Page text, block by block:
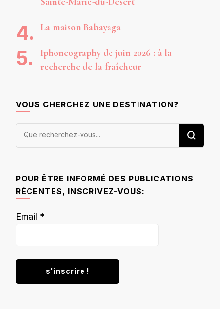
La maison Babayaga
Iphoneography de juin 2026 : à la
recherche de la fraîcheur
VOUS CHERCHEZ UNE DESTINATION?
Vous
POUR ÊTRE INFORMÉ DES PUBLICATIONS
RÉCENTES, INSCRIVEZ-VOUS:
Email *